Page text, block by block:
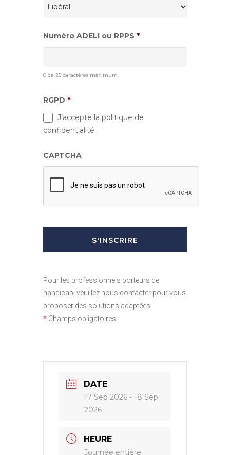
Numéro ADELI ou RPPS *
0 de 25 caractères maximum
RGPD *
J’accepte la politique de
confidentialité.
CAPTCHA
Pour les professionnels porteurs de
handicap, veuillez nous contacter pour vous
proposer des solutions adaptées.
* Champs obligatoires
DATE
17 Sep 2026 - 18 Sep
2026
HEURE
Journée entière